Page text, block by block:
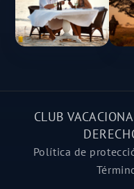
CLUB
Política de